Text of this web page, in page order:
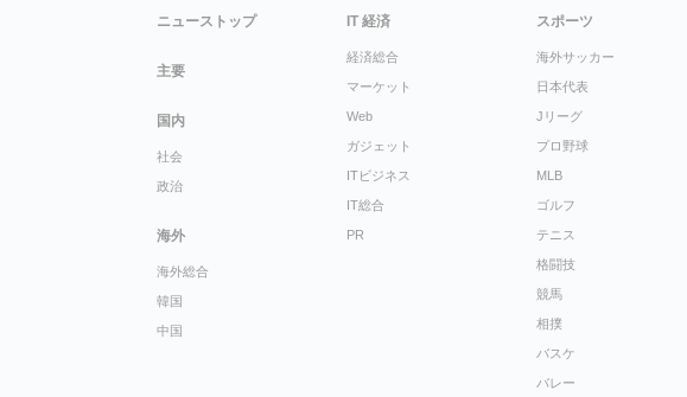
ニューストップ
主要
国内
社会
政治
海外
海外総合
韓国
中国
IT 経済
経済総合
マーケット
Web
ガジェット
ITビジネス
IT総合
PR
スポーツ
海外サッカー
日本代表
Jリーグ
プロ野球
MLB
ゴルフ
テニス
格闘技
競馬
相撲
バスケ
バレー